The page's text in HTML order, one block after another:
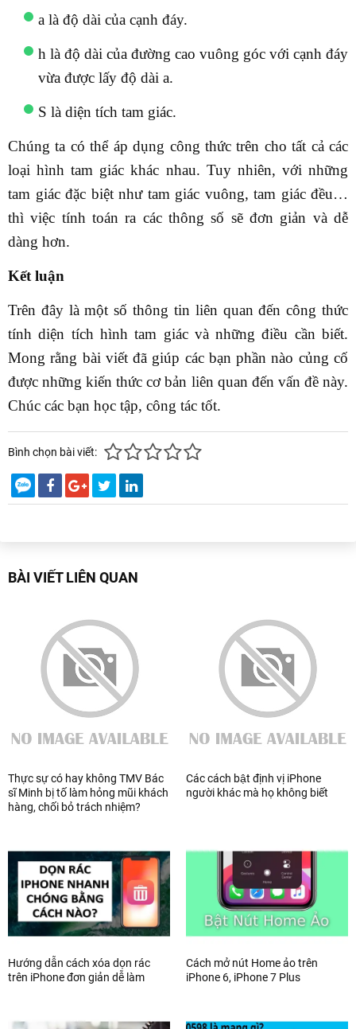
a là độ dài của cạnh đáy.
h là độ dài của đường cao vuông góc với cạnh đáy
vừa được lấy độ dài a.
S là diện tích tam giác.
Chúng ta có thể áp dụng công thức trên cho tất cả các
loại hình tam giác khác nhau. Tuy nhiên, với những
tam giác đặc biệt như tam giác vuông, tam giác đều…
thì việc tính toán ra các thông số sẽ đơn giản và dễ
dàng hơn.
Kết luận
Trên đây là một số thông tin liên quan đến công thức
tính diện tích hình tam giác và những điều cần biết.
Mong rằng bài viết đã giúp các bạn phần nào củng cố
được những kiến thức cơ bản liên quan đến vấn đề này.
Chúc các bạn học tập, công tác tốt.
Bình chọn bài viết:
BÀI VIẾT LIÊN QUAN
Thực sự có hay không TMV Bác
sĩ Minh bị tố làm hỏng mũi khách
hàng, chối bỏ trách nhiệm?
Các cách bật định vị iPhone
người khác mà họ không biết
Hướng dẫn cách xóa dọn rác
trên iPhone đơn giản dễ làm
Cách mở nút Home ảo trên
iPhone 6, iPhone 7 Plus